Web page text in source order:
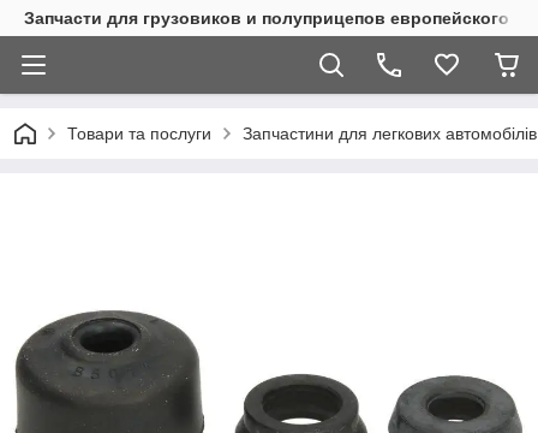
Запчасти для грузовиков и полуприцепов европейского
Товари та послуги Запчастини для легкових автомобілів